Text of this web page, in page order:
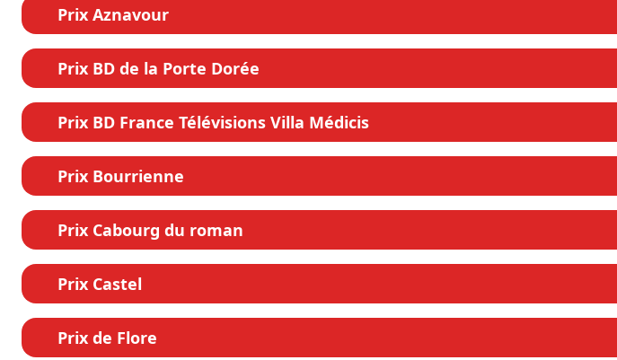
Prix Aznavour
Prix BD de la Porte Dorée
Prix BD France Télévisions Villa Médicis
Prix Bourrienne
Prix Cabourg du roman
Prix Castel
Prix de Flore